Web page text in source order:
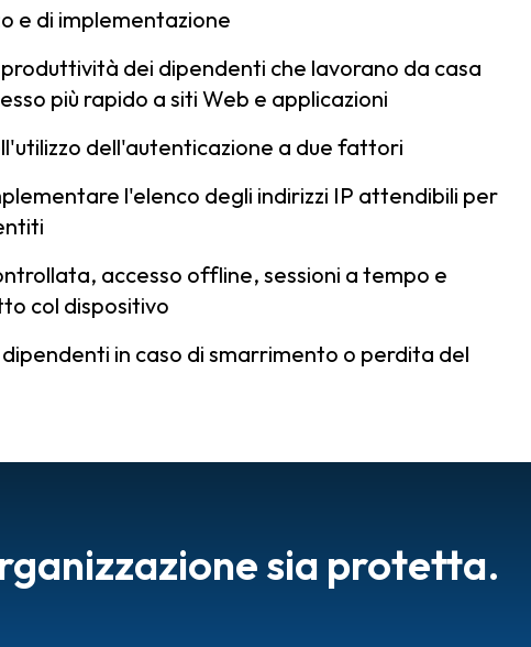
e di implementazione
dei dipendenti che lavorano da casa
più rapido a siti Web e applicazioni
dell'autenticazione a due fattori
l'elenco degli indirizzi IP attendibili per
accesso offline, sessioni a tempo e
col dispositivo
in caso di smarrimento o perdita del
sia protetta.